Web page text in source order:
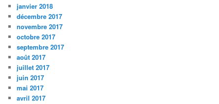
janvier 2018
décembre 2017
novembre 2017
octobre 2017
septembre 2017
août 2017
juillet 2017
juin 2017
mai 2017
avril 2017